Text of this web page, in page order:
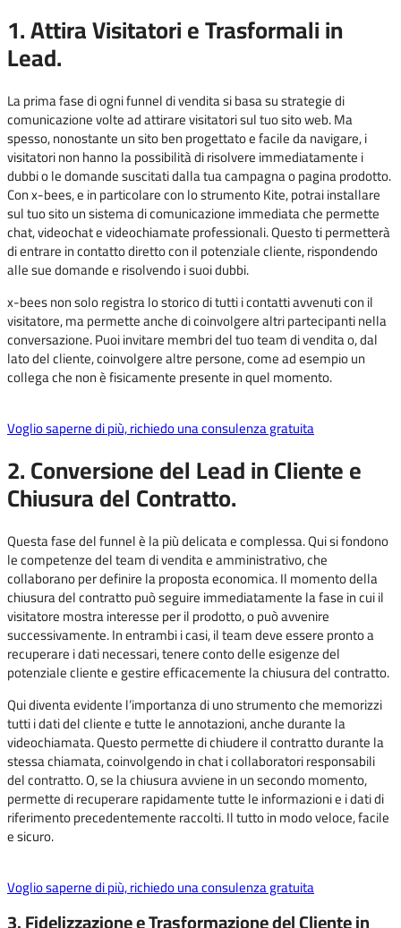
1. Attira Visitatori e Trasformali in
Lead.
La prima fase di ogni funnel di vendita si basa su strategie di
comunicazione volte ad attirare visitatori sul tuo sito web. Ma
spesso, nonostante un sito ben progettato e facile da navigare, i
visitatori non hanno la possibilità di risolvere immediatamente i
dubbi o le domande suscitati dalla tua campagna o pagina prodotto.
Con x-bees, e in particolare con lo strumento Kite, potrai installare
sul tuo sito un sistema di comunicazione immediata che permette
chat, videochat e videochiamate professionali. Questo ti permetterà
di entrare in contatto diretto con il potenziale cliente, rispondendo
alle sue domande e risolvendo i suoi dubbi.
x-bees non solo registra lo storico di tutti i contatti avvenuti con il
visitatore, ma permette anche di coinvolgere altri partecipanti nella
conversazione. Puoi invitare membri del tuo team di vendita o, dal
lato del cliente, coinvolgere altre persone, come ad esempio un
collega che non è fisicamente presente in quel momento.
Voglio saperne di più, richiedo una consulenza gratuita
2. Conversione del Lead in Cliente e
Chiusura del Contratto.
Questa fase del funnel è la più delicata e complessa. Qui si fondono
le competenze del team di vendita e amministrativo, che
collaborano per definire la proposta economica. Il momento della
chiusura del contratto può seguire immediatamente la fase in cui il
visitatore mostra interesse per il prodotto, o può avvenire
successivamente. In entrambi i casi, il team deve essere pronto a
recuperare i dati necessari, tenere conto delle esigenze del
potenziale cliente e gestire efficacemente la chiusura del contratto.
Qui diventa evidente l’importanza di uno strumento che memorizzi
tutti i dati del cliente e tutte le annotazioni, anche durante la
videochiamata. Questo permette di chiudere il contratto durante la
stessa chiamata, coinvolgendo in chat i collaboratori responsabili
del contratto. O, se la chiusura avviene in un secondo momento,
permette di recuperare rapidamente tutte le informazioni e i dati di
riferimento precedentemente raccolti. Il tutto in modo veloce, facile
e sicuro.
Voglio saperne di più, richiedo una consulenza gratuita